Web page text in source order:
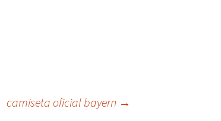
camiseta oficial bayern →